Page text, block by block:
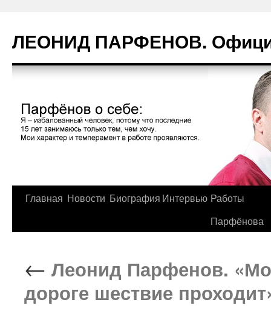
содержимому
ЛЕОНИД ПАРФЕНОВ.
Главная Новости Биография Интервью Работы
Парфёнова
← Леонид Парфенов.
дороге шествие